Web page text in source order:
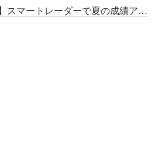
【授業料10%OFF】スマートレーダーで夏の成績アップ応援キャンペーン